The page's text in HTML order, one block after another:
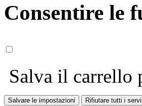
Consentire le
Salva il carrello
Salvare le impostazioni Rifiutare tutti i